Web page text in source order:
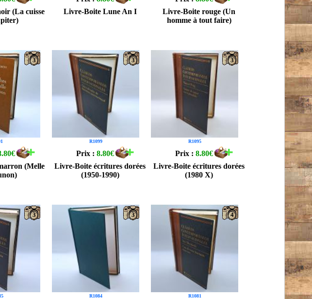
(La cuisse
Livre-Boite Lune An I
Livre-Boite rouge (Un
homme à tout faire)
3
(Melle
R1099
3
Prix :8.80€
Livre-Boite écritures dorées
(1950-1990)
R1095
3
Prix :8.80€
Livre-Boite écritures dorées
(1980 X)
3
R1084
3
R1081
4